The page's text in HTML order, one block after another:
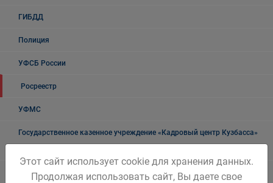
ГИБДД
Полиция
УФСБ России
Росреестр
УФМС
Государственное казенное учреждение «Кадровый центр Кузбасса»
Таможня
Этот сайт использует cookie для хранения данных.
Продолжая использовать сайт, Вы даете свое